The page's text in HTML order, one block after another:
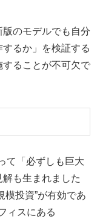
のモデルでも自分
るか」を検証する
ることが不可欠で
て「必ずしも巨大
も生まれました
模投資”が有効であ
ィスにある